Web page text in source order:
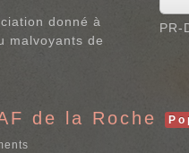
PR-
donné à
malvoyants de
de la Roche